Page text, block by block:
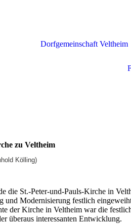
Dorfgemeinschaft Veltheim
zu Veltheim
Kölling)
die St.-Peter-und-Pauls-Kirche in
und Modernisierung festlich
der Kirche in Veltheim war die
überaus interessanten Entwicklung.